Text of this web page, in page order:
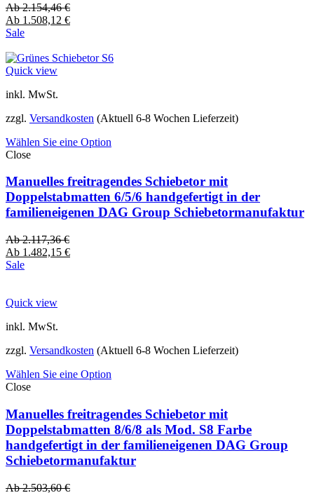
Ab2.154,46€
Ab 1.508,12 €
Sale
Quick view
inkl. MwSt.
zzgl. Versandkosten (Aktuell 6-8 Wochen Lieferzeit)
Wählen Sie eine Option
Close
Manuelles freitragendes Schiebetor mit
Doppelstabmatten 6/5/6 handgefertigt in der
familieneigenen DAG Group Schiebetormanufaktur
Ab2.117,36€
Ab 1.482,15 €
Sale
Quick view
inkl. MwSt.
zzgl. Versandkosten (Aktuell 6-8 Wochen Lieferzeit)
Wählen Sie eine Option
Close
Manuelles freitragendes Schiebetor mit
Doppelstabmatten 8/6/8 als Mod. S8 Farbe
handgefertigt in der familieneigenen DAG Group
Schiebetormanufaktur
Ab2.503,60€